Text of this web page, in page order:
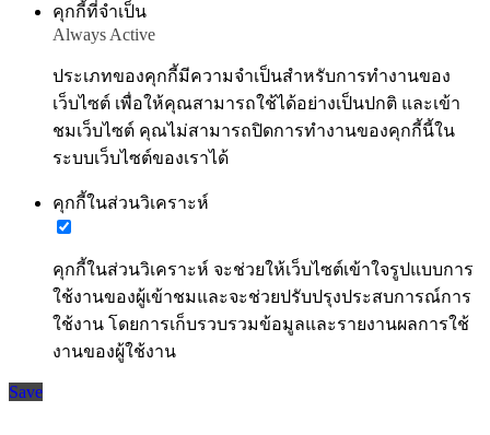
คุกกี้ที่จำเป็น
Always Active
ประเภทของคุกกี้มีความจำเป็นสำหรับการทำงานของ
เว็บไซต์ เพื่อให้คุณสามารถใช้ได้อย่างเป็นปกติ และเข้า
ชมเว็บไซต์ คุณไม่สามารถปิดการทำงานของคุกกี้นี้ใน
ระบบเว็บไซต์ของเราได้
คุกกี้ในส่วนวิเคราะห์
คุกกี้ในส่วนวิเคราะห์ จะช่วยให้เว็บไซต์เข้าใจรูปแบบการ
ใช้งานของผู้เข้าชมและจะช่วยปรับปรุงประสบการณ์การ
ใช้งาน โดยการเก็บรวบรวมข้อมูลและรายงานผลการใช้
งานของผู้ใช้งาน
Save